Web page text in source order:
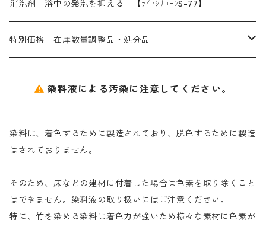
染料溶解剤
セレナゾールPDN｜各種染料の染料溶解剤
化学糊（PVA）
防腐剤｜アルカリ性
アミラヂンD｜浸透・複色抑制剤
捺染糊
メイプロガムNP（綿・麻・絹用｜直接・酸性・含金染料用）
白場汚染防止剤｜ソーピング剤｜水洗する際の再汚染防止剤
ア行
カ行
ナ行
ハ行
マ行
消泡剤｜浴中の発泡を抑える｜【ﾗｲﾄｼﾘｺｰﾝS-77】
特別価格｜在庫数量調整品・処分品
粉末顔料
綿・麻を染める染料
絹・羊毛を染める染料
染料液による汚染に注意してください。
染料は、着色するために製造されており、脱色するために製造
はされておりません。
そのため、床などの建材に付着した場合は色素を取り除くこと
はできません。染料液の取り扱いにはご注意ください。
特に、竹を染める染料は着色力が強いため様々な素材に色素が